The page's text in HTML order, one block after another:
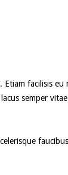
Etiam facilisis
semper